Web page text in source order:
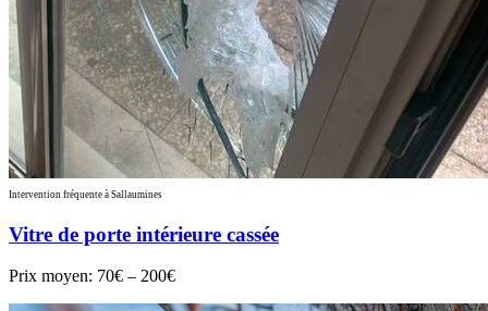
Intervention fréquente à Sallaumines
Vitre de porte intérieure cassée
Prix moyen: 70€ – 200€